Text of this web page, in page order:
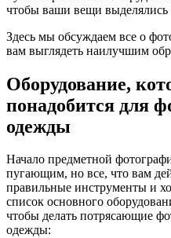
чтобы ваши вещи выделялись
Здесь мы обсуждаем все о
вам выглядеть наилучшим
Оборудование,
понадобится для
одежды
Начало предметной
пугающим, но все, что вам
правильные инструменты и
список основного
чтобы делать потрясающие
одежды: